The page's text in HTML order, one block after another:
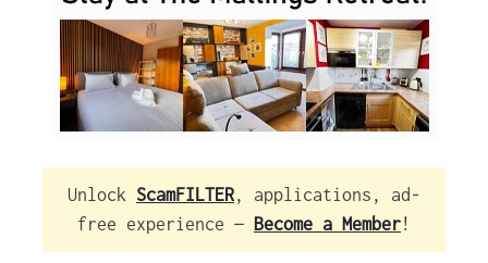
Unlock ScamFILTER, applications, ad-
free experience — Become a Member!